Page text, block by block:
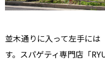
並木通りに入って左手には
す。スパゲティ専門店「